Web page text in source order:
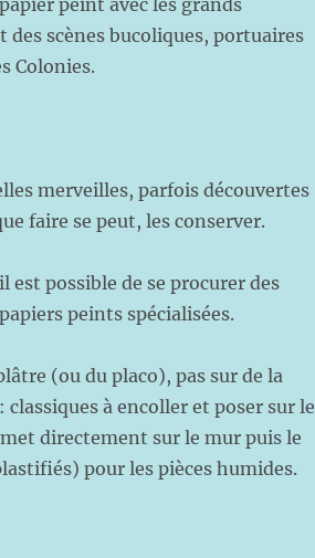
peint avec les grands
scènes bucoliques, portuaires
Colonies.
merveilles, parfois découvertes
faire se peut, les conserver.
est possible de se procurer des
peints spécialisées.
(ou du placo), pas sur de la
à encoller et poser sur le
directement sur le mur puis le
pour les pièces humides.